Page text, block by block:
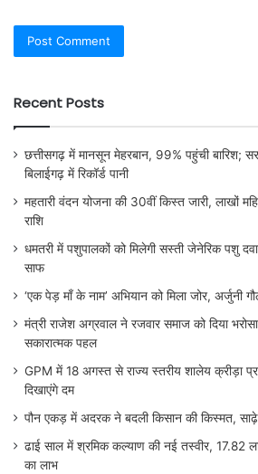
Recent Posts
छत्तीसगढ़ में मानसून मेहरबान, 99% पहुंची बारिश;
बिलाईगढ़ में रिकॉर्ड पानी
महतारी वंदन योजना की 30वीं किस्त जारी, लाखों
राशि
धमतरी में पशुपालकों को मिलेगी सस्ती जेनेरिक पशु
साफ
‘एक पेड़ माँ के नाम’ अभियान को मिला जोर, अर्जुनी
मंत्री राजेश अग्रवाल ने रजवार समाज को दिया
सकारात्मक पहल
GPM में 18 अगस्त से राज्य स्तरीय शालेय क्रीड़ा
दिखाएंगे दम
पौन एकड़ में अदरक ने बदली किसान की किस्मत,
ढाई साल में श्रमिक कल्याण की नई तस्वीर, 17.82
का लाभ